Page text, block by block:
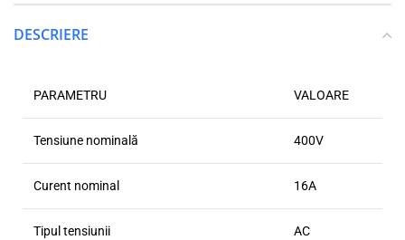
DESCRIERE
PARAMETRU VALOARE
Tensiune nominală 400V
Curent nominal 16A
Tipul tensiunii AC